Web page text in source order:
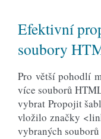
Efektivní
soubory
Pro větší pohodlí
více souborů
vybrat Propojit
vložilo značky
vybraných